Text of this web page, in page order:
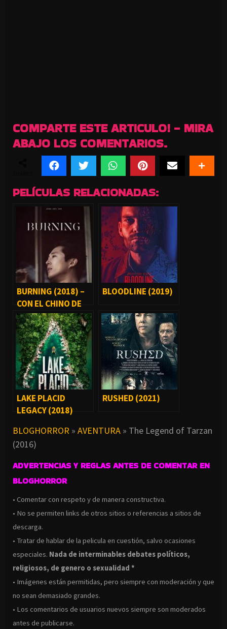
COMPARTE ESTE ARTICULO! - MIRA
ABAJO LOS COMENTARIOS.
PELÍCULAS RELACIONADAS:
BURNING (2018) –
CON EL CHINO DE
THE WALKING DEAD
BLOODLINE (2019)
LAKE PLACID
LEGACY (2018)
RUSHED (2021)
BLOGHORROR » AVENTURA » The Legend of Tarzan
(2016)
ADVERTENCIAS Y REGLAS ANTES DE COMENTAR EN
BLOGHORROR
• Comentar con respeto y de manera constructiva.
• No se permiten links de otros sitios o referencias a sitios de
descarga.
• Tratar de hablar de la pelicula en cuestión, salvo ocasiones
especiales. Nada de interminables debates políticos,
religiosos, de genero o sexualidad *
• Imágenes están permitidas, pero siempre con moderación y que
no sean demasiado grandes.
• Los comentarios de usuarios nuevos siempre son moderados
antes de publicarse.